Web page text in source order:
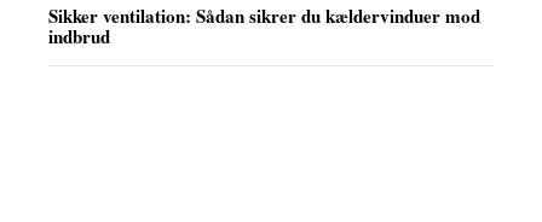
Sikker ventilation: Sådan sikrer du kældervinduer mod
indbrud